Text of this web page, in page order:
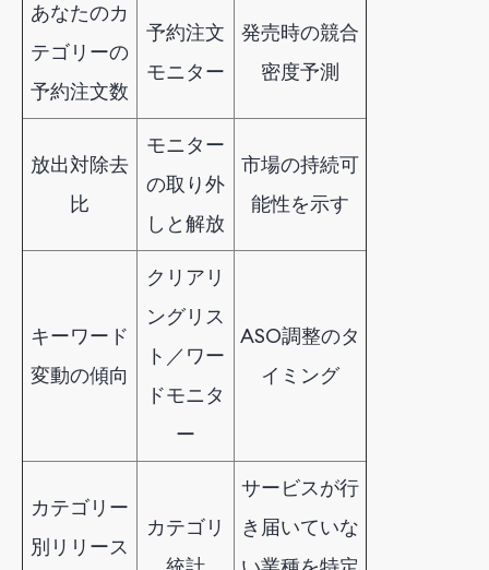
あなたのカ
テゴリーの
予約注文数
予約注文
モニター
発売時の競合
密度予測
放出対除去
比
モニター
の取り外
しと解放
市場の持続可
能性を示す
キーワード
変動の傾向
クリアリ
ングリス
ト／ワー
ドモニタ
ー
ASO調整のタ
イミング
カテゴリー
別リリース
カテゴリ
サービスが行
き届いていな